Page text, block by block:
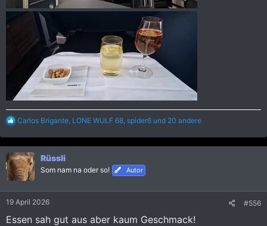
R
a
k
t
i
o
n
Carlos Brigante LONE WULF 68 spider6 und 20 andere
Rüssli
Som nam na oder so! Autor
19 April 2026 #556
Essen sah gut aus aber kaum Geschmack!